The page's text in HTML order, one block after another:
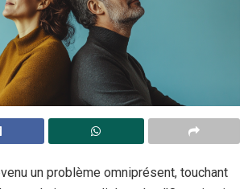
un problème omniprésent, touchant